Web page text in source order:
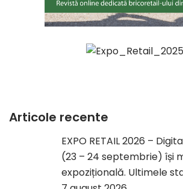
Articole recente
EXPO RETAIL 2026 –
(23 – 24 septembrie) își
expozițională. Ultimele